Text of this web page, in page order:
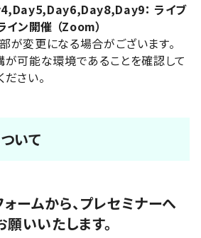
： ライブ
ン開催 （Zoom）
が変更になる場合がございます。
が可能な環境であることを確認して
さい。
いて
ォームから、プレセミナーへ
いいたします。